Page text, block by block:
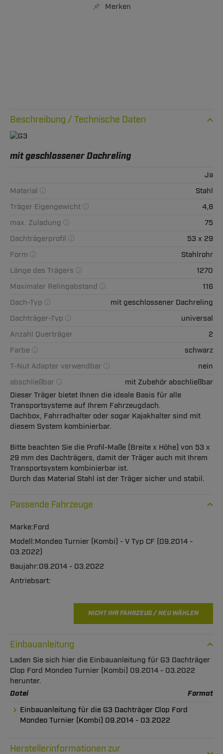
Merken
Technische Daten
mit geschlossener Dachreling
Ja
Material
Stahl
Träger Eigengewicht
4,8
max. Zuladung
75
Dachträgerprofil
53 x 29
Form
Stahlrohr
Länge des Trägers
1270
Maximaler Relingabstand
116
Dach-Typ
mit geschlossener Dachreling
Dachträger-Typ
universal
Anzahl Querträger
2
Farbe
schwarz
T-Nut Adapter verwendbar
nein
abschließbar
mit Zubehör abschließbar
Dieser Träger bietet Ihnen die ideale Basis für alle
Transportsysteme auf Ihrem Fahrzeugdach.
Dachbox, Fahrradhalter oder sogar Kajakhalter sind mit
diesem System kombinierbar.
Bitte beachten Sie die Profil-Maße (Breite x Höhe) von 53 x
29 mm des Dachträgers, damit der Träger auch mit Ihrem
Transportsystem kombinierbar ist.
Durch das Material Stahl ist der Träger sicher und stabil.
Passende Fahrzeuge
Ford
Mondeo Turnier (Kombi) - V Typ CF (09.2014 -
03.2022)
09.2014 - 03.2022
NICHT IHR FAHRZEUG / NEU WÄHLEN
Einbauanleitung
Laden Sie sich hier die Einbauanleitung für G3 Dachträger
Clop Ford Mondeo Turnier (Kombi) 09.2014 - 03.2022
herunter.
Datei Format
Einbauanleitung für die G3 Dachträger Clop Ford
Mondeo Turnier (Kombi) 09.2014 - 03.2022
Herstellerinformationen zur